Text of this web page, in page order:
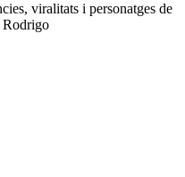
viralitats i personatges de
Rodrigo